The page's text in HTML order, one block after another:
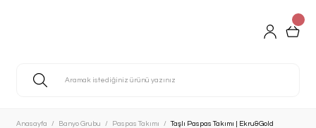
Anasayfa Banyo Grubu Paspas Takımı Taşlı Paspas Takımı | Ekru&Gold